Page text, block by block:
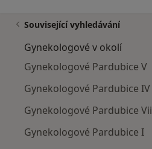
Související vyhledávání
Gynekologové v okolí
Gynekologové Pardubice V
Gynekologové Pardubice IV
Gynekologové Pardubice Vii
Gynekologové Pardubice I